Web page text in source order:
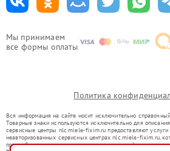
Мы принимаем
все формы оплаты
Политика
Вся информация на сайте носит исключительно
Товарные знаки используются исключительно для
сервисные центры nlc.miele-fixim.ru предоставляют услуги
неавторизованных сервисных центрах nlc.miele-fixim.ru,
правообладателями товарных знаков или их официальными